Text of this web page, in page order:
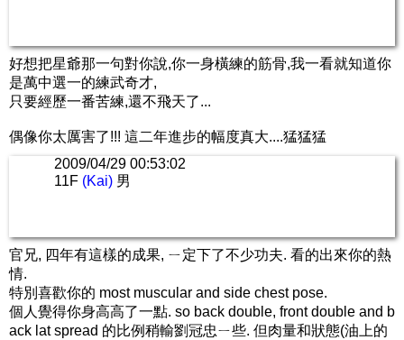
好想把星爺那一句對你說,你一身橫練的筋骨,我一看就知道你
是萬中選一的練武奇才,
只要經歷一番苦練,還不飛天了...
偶像你太厲害了!!! 這二年進步的幅度真大....猛猛猛
2009/04/29 00:53:02
11F (Kai) 男
官兄, 四年有這樣的成果, ㄧ定下了不少功夫. 看的出來你的熱
情.
特別喜歡你的 most muscular and side chest pose.
個人覺得你身高高了一點. so back double, front double and b
ack lat spread 的比例稍輸劉冠忠ㄧ些. 但肉量和狀態(油上的